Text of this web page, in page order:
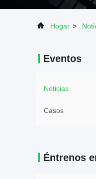
Hogar >
Eventos
Noticias
Casos